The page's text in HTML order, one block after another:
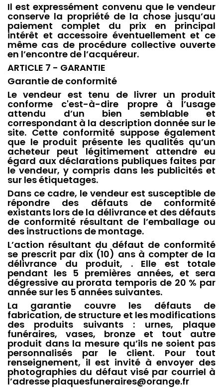
Il est expressément convenu que le vendeur
conserve la propriété de la chose jusqu’au
paiement complet du prix en principal
intérêt et accessoire éventuellement et ce
même cas de procédure collective ouverte
en l’encontre de l’acquéreur.
ARTICLE 7 - GARANTIE
Garantie de conformité
Le vendeur est tenu de livrer un produit
conforme c'est-à-dire propre à l’usage
attendu d’un bien semblable et
correspondant à la description donnée sur le
site. Cette conformité suppose également
que le produit présente les qualités qu’un
acheteur peut légitimement attendre eu
égard aux déclarations publiques faites par
le vendeur, y compris dans les publicités et
sur les étiquetages.
Dans ce cadre, le vendeur est susceptible de
répondre des défauts de conformité
existants lors de la délivrance et des défauts
de conformité résultant de l’emballage ou
des instructions de montage.
L’action résultant du défaut de conformité
se prescrit par dix (10) ans à compter de la
délivrance du produit, . Elle est totale
pendant les 5 premières années, et sera
dégressive au prorata temporis de 20 % par
année sur les 5 années suivantes.
La garantie couvre les défauts de
fabrication, de structure et les modifications
des produits suivants : urnes, plaque
funéraires, vases, bronze et tout autre
produit dans la mesure qu’ils ne soient pas
personnalisés par le client. Pour tout
renseignement, il est invité à envoyer des
photographies du défaut visé par courriel à
l’adresse plaquesfuneraires@orange.fr